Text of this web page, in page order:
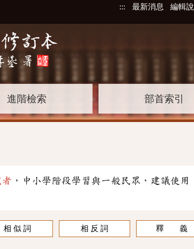
::: 最新消息 編輯
進階檢索 部首索引
，中小學階段學習與一般民眾，建議使用
相 似 詞 相 反 詞 釋 義